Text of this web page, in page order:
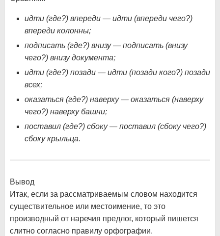
идти (где?) впереди — идти (впереди чего?)
впереди колонны;
подписать (где?) внизу — подписать (внизу
чего?) внизу документа;
идти (где?) позади — идти (позади кого?) позади
всех;
оказаться (где?) наверху — оказаться (наверху
чего?) наверху башни;
поставил (где?) сбоку — поставил (сбоку чего?)
сбоку крыльца.
Вывод
Итак, если за рассматриваемым словом находится
существительное или местоимение, то это
производный от наречия предлог, который пишется
слитно согласно правилу орфографии.